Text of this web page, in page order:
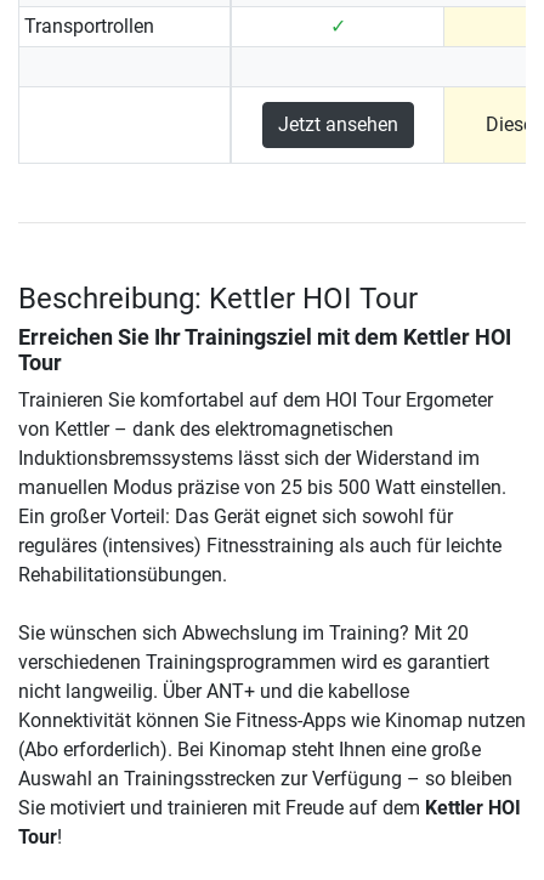
Transportrollen
✓
Jetzt ansehen
Beschreibung: Kettler HOI Tour
Erreichen Sie Ihr Trainingsziel mit dem Kettler HOI
Tour
Trainieren Sie komfortabel auf dem HOI Tour Ergometer
von Kettler – dank des elektromagnetischen
Induktionsbremssystems lässt sich der Widerstand im
manuellen Modus präzise von 25 bis 500 Watt einstellen.
Ein großer Vorteil: Das Gerät eignet sich sowohl für
reguläres (intensives) Fitnesstraining als auch für leichte
Rehabilitationsübungen.
Sie wünschen sich Abwechslung im Training? Mit 20
verschiedenen Trainingsprogrammen wird es garantiert
nicht langweilig. Über ANT+ und die kabellose
Konnektivität können Sie Fitness-Apps wie Kinomap nutzen
(Abo erforderlich). Bei Kinomap steht Ihnen eine große
Auswahl an Trainingsstrecken zur Verfügung – so bleiben
Sie motiviert und trainieren mit Freude auf dem Kettler HOI
Tour!